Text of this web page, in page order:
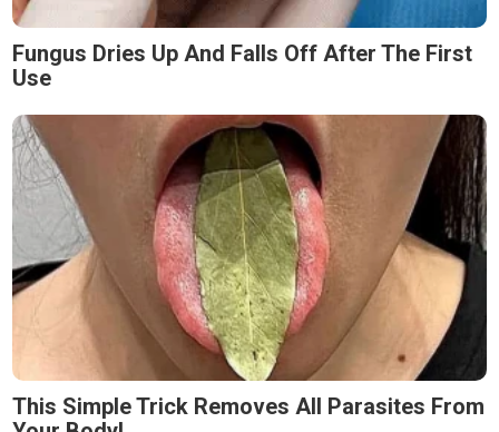
Fungus Dries Up And Falls Off After The First
Use
This Simple Trick Removes All Parasites From